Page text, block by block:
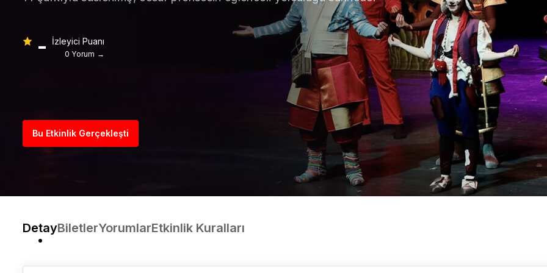
- İzleyici Puanı
0 Yorum →
Bu Etkinlik Gerçekleşti
DetayBiletlerYorumlarEtkinlik Kuralları